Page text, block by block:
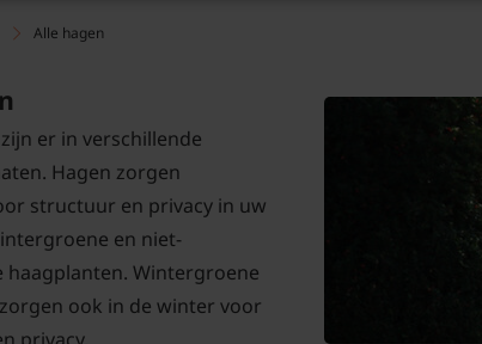
Alle hagen
er in verschillende
Hagen zorgen
structuur en privacy in uw
en niet-
Wintergroene
ook in de winter voor